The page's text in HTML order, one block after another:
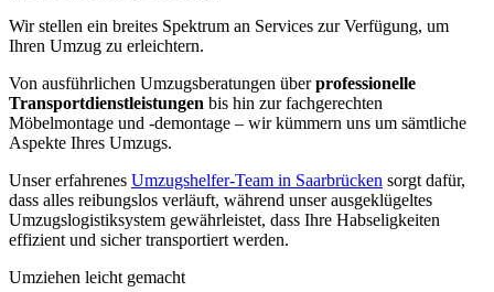
Wir stellen ein breites Spektrum an Services zur Verfügung, um
Ihren Umzug zu erleichtern.
Von ausführlichen Umzugsberatungen überprofessionelle
Transportdienstleistungen bis hin zur fachgerechten
Möbelmontage und -demontage – wir kümmern uns um sämtliche
Aspekte Ihres Umzugs.
Unser erfahrenes Umzugshelfer-Team in Saarbrücken sorgt dafür,
dass alles reibungslos verläuft, während unser ausgeklügeltes
Umzugslogistiksystem gewährleistet, dass Ihre Habseligkeiten
effizient und sicher transportiert werden.
Umziehen leicht gemacht